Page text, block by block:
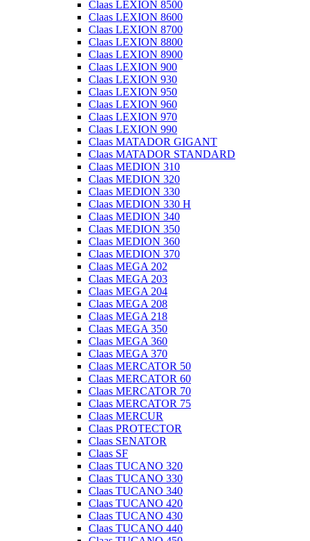
Claas LEXION 8500
Claas LEXION 8600
Claas LEXION 8700
Claas LEXION 8800
Claas LEXION 8900
Claas LEXION 900
Claas LEXION 930
Claas LEXION 950
Claas LEXION 960
Claas LEXION 970
Claas LEXION 990
Claas MATADOR GIGANT
Claas MATADOR STANDARD
Claas MEDION 310
Claas MEDION 320
Claas MEDION 330
Claas MEDION 330 H
Claas MEDION 340
Claas MEDION 350
Claas MEDION 360
Claas MEDION 370
Claas MEGA 202
Claas MEGA 203
Claas MEGA 204
Claas MEGA 208
Claas MEGA 218
Claas MEGA 350
Claas MEGA 360
Claas MEGA 370
Claas MERCATOR 50
Claas MERCATOR 60
Claas MERCATOR 70
Claas MERCATOR 75
Claas MERCUR
Claas PROTECTOR
Claas SENATOR
Claas SF
Claas TUCANO 320
Claas TUCANO 330
Claas TUCANO 340
Claas TUCANO 420
Claas TUCANO 430
Claas TUCANO 440